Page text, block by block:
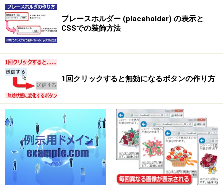
プレースホルダー (placeholder) の表示と
CSSでの装飾方法
1回クリックすると無効になるボタンの作り方